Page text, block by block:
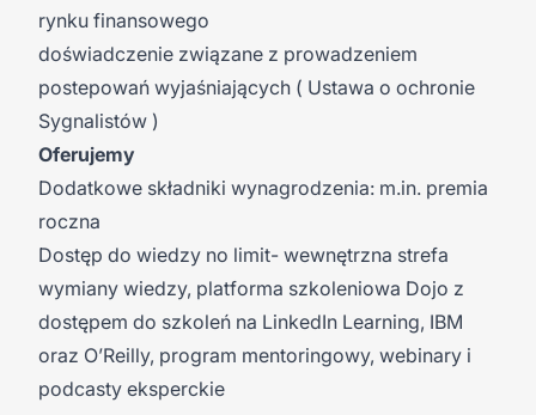
rynku finansowego
doświadczenie związane z prowadzeniem
postepowań wyjaśniających ( Ustawa o ochronie
Sygnalistów )
Oferujemy
Dodatkowe składniki wynagrodzenia: m.in. premia
roczna
Dostęp do wiedzy no limit- wewnętrzna strefa
wymiany wiedzy, platforma szkoleniowa Dojo z
dostępem do szkoleń na LinkedIn Learning, IBM
oraz O’Reilly, program mentoringowy, webinary i
podcasty eksperckie